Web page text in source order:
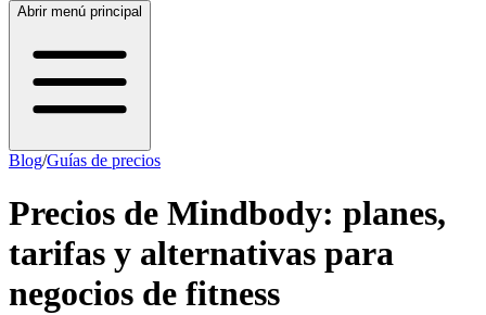
Abrir menú principal
Blog/Guías de precios
Precios de Mindbody: planes,
tarifas y alternativas para
negocios de fitness